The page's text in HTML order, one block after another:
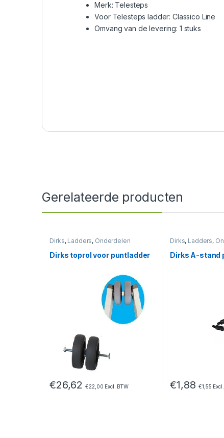
Merk: Telesteps
Voor Telesteps ladder: Classico Line
Omvang van de levering: 1 stuks
Gerelateerde producten
Dirks, Ladders, Onderdelen
Dirks toprol voor puntladder
€26,62 €22,00 Excl. BTW
Dirks, Ladders,
Dirks A-stand
€1,88 €1,55